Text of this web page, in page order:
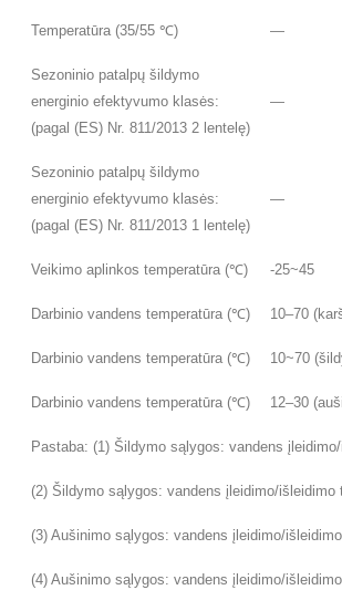
Temperatūra (35/55 ℃) —
Sezoninio patalpų šildymo
energinio efektyvumo klasės:
(pagal (ES) Nr. 811/2013 2 lentelę)
—
Sezoninio patalpų šildymo
energinio efektyvumo klasės:
(pagal (ES) Nr. 811/2013 1 lentelę)
—
Veikimo aplinkos temperatūra (℃) -25~45
Darbinio vandens temperatūra (℃) 10–70
Darbinio vandens temperatūra (℃) 10~70
Darbinio vandens temperatūra (℃) 12–30
Pastaba: (1) Šildymo sąlygos: vandens
(2) Šildymo sąlygos: vandens įleidimo/
(3) Aušinimo sąlygos: vandens įleidimo/
(4) Aušinimo sąlygos: vandens įleidimo/